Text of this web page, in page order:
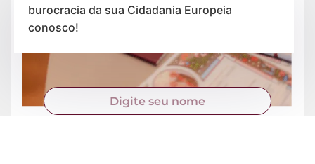
burocracia da sua Cidadania Europeia
conosco!